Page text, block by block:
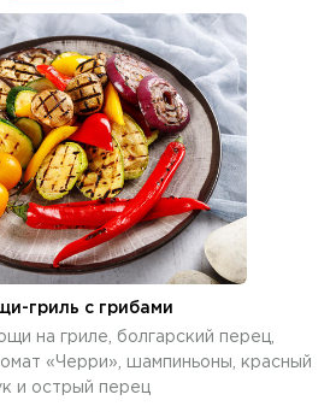
гриль с грибами
на гриле, болгарский перец,
«Черри», шампиньоны, красный
и острый перец